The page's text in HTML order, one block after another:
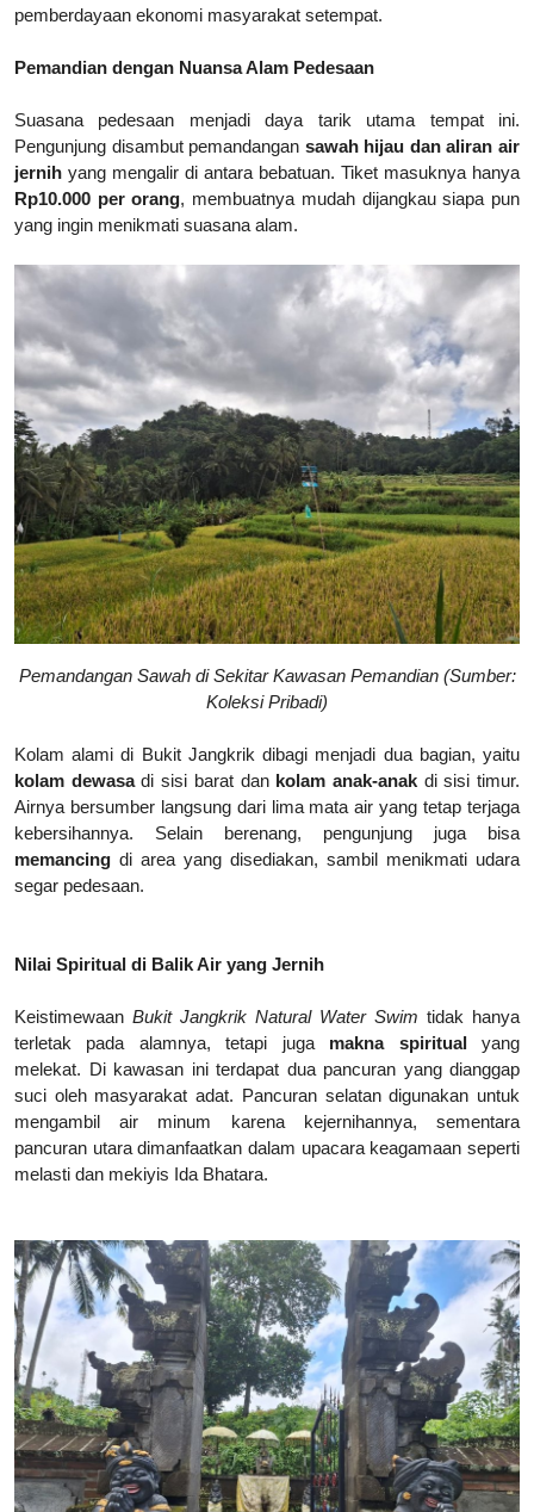
pemberdayaan ekonomi masyarakat setempat.
Pemandian dengan Nuansa Alam Pedesaan
Suasana pedesaan menjadi daya tarik utama tempat ini.
Pengunjung disambut pemandangan sawah hijau dan aliran air
jernih yang mengalir di antara bebatuan. Tiket masuknya hanya
Rp10.000 per orang, membuatnya mudah dijangkau siapa pun
yang ingin menikmati suasana alam.
Pemandangan Sawah di Sekitar Kawasan Pemandian (Sumber:
Koleksi Pribadi)
Kolam alami di Bukit Jangkrik dibagi menjadi dua bagian, yaitu
kolam dewasadi sisi barat dan kolam anak-anakdi sisi timur.
Airnya bersumber langsung dari lima mata air yang tetap terjaga
kebersihannya. Selain berenang, pengunjung juga bisa
memancing di area yang disediakan, sambil menikmati udara
segar pedesaan.
Nilai Spiritual di Balik Air yang Jernih
Keistimewaan Bukit Jangkrik Natural Water Swim tidak hanya
terletak pada alamnya, tetapi juga makna spiritualyang
melekat. Di kawasan ini terdapat dua pancuran yang dianggap
suci oleh masyarakat adat. Pancuran selatan digunakan untuk
mengambil air minum karena kejernihannya, sementara
pancuran utara dimanfaatkan dalam upacara keagamaan seperti
melasti dan mekiyis Ida Bhatara.